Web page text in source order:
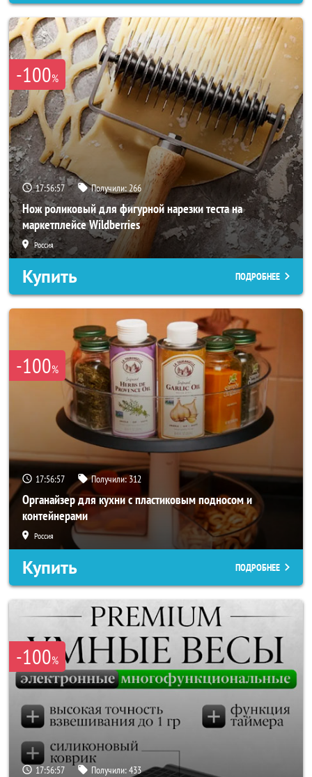
-100%
17:56:56 Получили:266
Нож роликовый для фигурной нарезки теста на
маркетплейсе Wildberries
Россия
Купить ПОДРОБНЕЕ
-100%
17:56:56 Получили:312
Органайзер для кухни с пластиковым подносом и
контейнерами
Россия
Купить ПОДРОБНЕЕ
-100%
17:56:56 Получили:433